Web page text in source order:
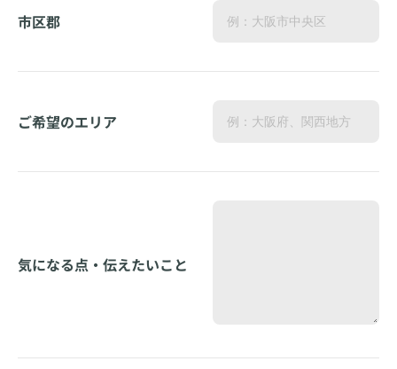
市区郡
ご希望のエリア
気になる点・伝えたいこと